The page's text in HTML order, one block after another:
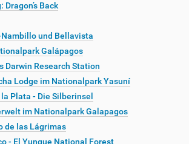
Dragon’s Back
und Bellavista
Galápagos
Darwin Research Station
Lodge im Nationalpark Yasuní
Plata - Die Silberinsel
im Nationalpark Galapagos
de las Lágrimas
- El Yunque National Forest